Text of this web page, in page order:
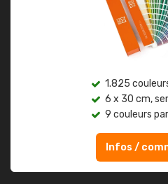
1.825
6 x 30 cm,
9 couleurs
Infos /